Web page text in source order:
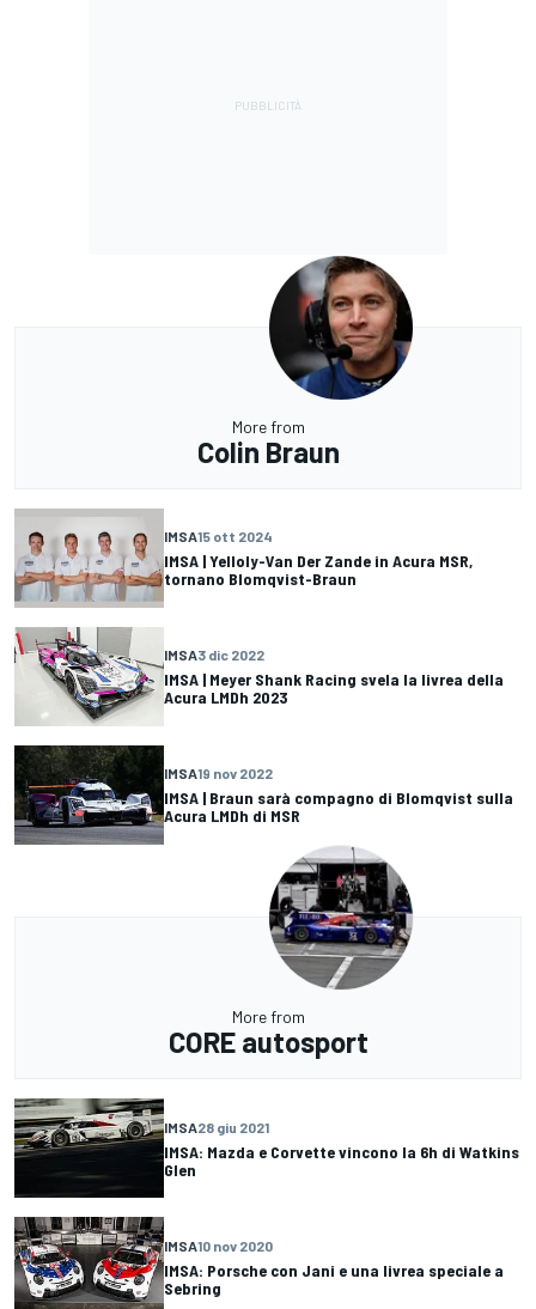
More from
Colin Braun
IMSA15 ott 2024
IMSA | Yelloly-Van Der Zande in Acura MSR,
tornano Blomqvist-Braun
IMSA3 dic 2022
IMSA | Meyer Shank Racing svela la livrea della
Acura LMDh 2023
IMSA19 nov 2022
IMSA | Braun sarà compagno di Blomqvist sulla
Acura LMDh di MSR
More from
CORE autosport
IMSA28 giu 2021
IMSA: Mazda e Corvette vincono la 6h di Watkins
Glen
IMSA10 nov 2020
IMSA: Porsche con Jani e una livrea speciale a
Sebring